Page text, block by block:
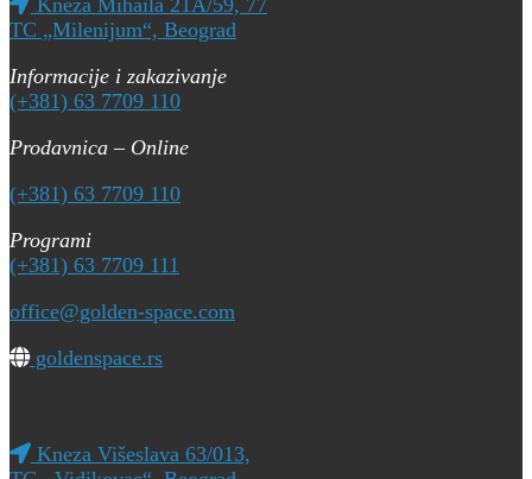
TC „Milenijum“, Beograd
Informacije i zakazivanje
(+381) 63 7709 110
Prodavnica – Online
(+381) 63 7709 110
Programi
(+381) 63 7709 111
office@golden-space.com
goldenspace.rs
Kneza Višeslava 63/013,